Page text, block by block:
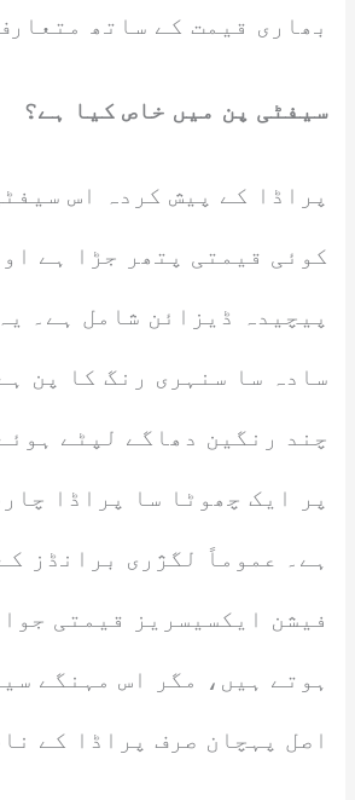
بھاری قیمت کے ساتھ
سیفٹی پن میں خاص کیا ہے؟
پراڈا کے پیش کردہ اس
کوئی قیمتی پتھر جڑا ہے
پیچیدہ ڈیزائن شامل ہے۔
سادہ سا سنہری رنگ کا پن
چند رنگین دھاگے لپٹے
پر ایک چھوٹا سا پراڈا
ہے۔ عموماً لگژری برانڈز
فیشن ایکسیسریز قیمتی
ہوتے ہیں، مگر اس مہنگے
اصل پہچان صرف پراڈا کے